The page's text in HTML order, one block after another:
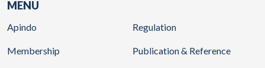
MENU
Apindo
Membership
Regulation
Publication & Reference